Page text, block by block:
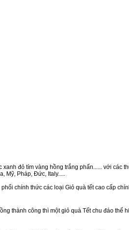
đỏ tím vàng hồng trắng phấn...... với
Mỹ, Pháp, Đức, Italy.....
phối chính thức các loại Giỏ quà tết cao cấp
thành công thì một giỏ quà Tết chu đáo